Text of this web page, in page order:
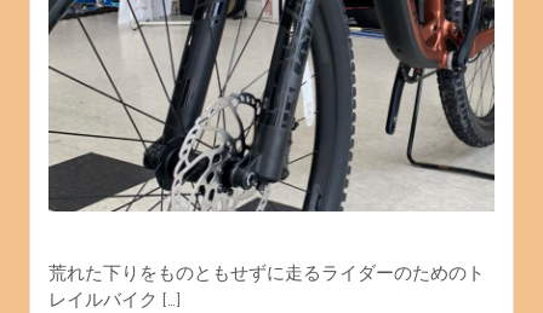
荒れた下りをものともせずに走るライダーのためのト
レイルバイク […]